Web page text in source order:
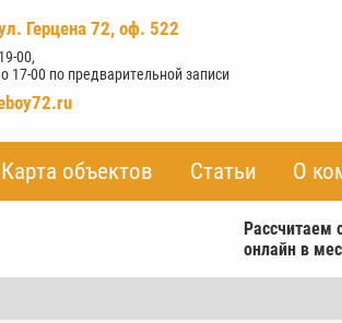
Герцена 72, оф. 522
00,
17-00 по предварительной записи
Карта объектов Статьи О
Карта объектов Статьи О
Рассчитаем
онлайн в